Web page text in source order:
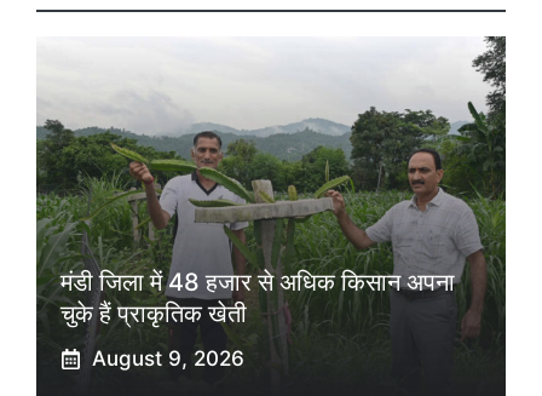
मंडी जिला में 48 हजार से अधिक किसान अपना
चुके हैं प्राकृतिक खेती
August 9, 2026